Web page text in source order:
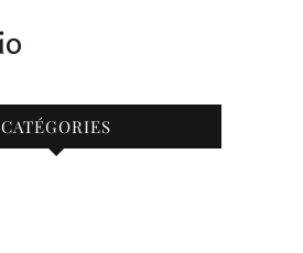
CATÉGORIES